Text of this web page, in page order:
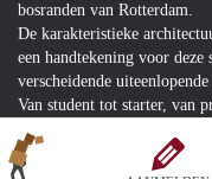
bosranden van Rotterdam.
De karakteristieke
een handtekening voor
verscheidende
Van student tot starter, van
iedereen!
Kom naar Rotterdam en laat